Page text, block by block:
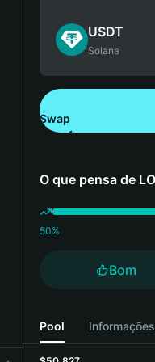
USDT
Solana
Swap
O que pensa de
50%
Bom
Pool Informações